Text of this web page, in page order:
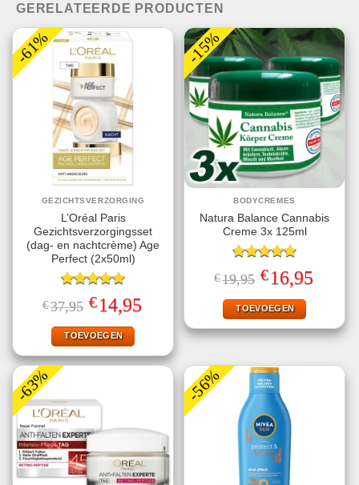
GERELATEERDE PRODUCTEN
-61%
GEZICHTSVERZORGING
L’Oréal Paris
Gezichtsverzorgingsset
(dag- en nachtcrème) Age
Perfect (2x50ml)
Gewaardeerd
5.00uit 5
€37,95 Oorspronkelijke
prijs
was:
€37,95.
€14,95prijs
TOEVOEGEN
-15%
BODYCREMES
Natura Balance Cannabis
Creme 3x 125ml
Gewaardeerd
5.00uit 5
€19,95 Oorspronkelijke
prijs
was:
€19,95.
€16,95prijs
TOEVOEGEN
-63% -56%